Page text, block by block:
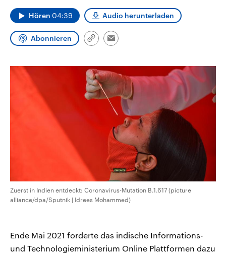
und Kandidaten der anstehenden
Wahl. Hören 04:39 Audio herunterladen
Abonnieren
Link
Email
Zuerst in Indien entdeckt: Coronavirus-Mutation B.1.617 (picture
alliance/dpa/Sputnik | Idrees Mohammed)
Ende Mai 2021 forderte das indische Informations-
und Technologieministerium Online Plattformen dazu